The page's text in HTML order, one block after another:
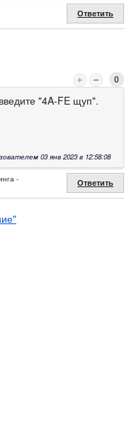
Ответить
0
"4A-FE щуп".
03 янв 2023 в 12:58:08
-
Ответить